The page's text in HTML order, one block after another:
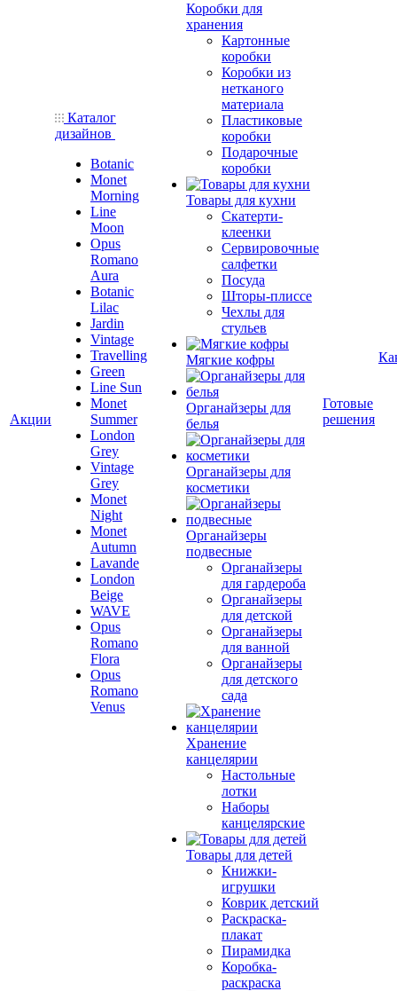
Акции
Каталог
дизайнов
Botanic
Monet
Morning
Line
Moon
Opus
Romano
Aura
Botanic
Lilac
Jardin
Vintage
Travelling
Green
Line Sun
Monet
Summer
London
Grey
Vintage
Grey
Monet
Night
Monet
Autumn
Lavande
London
Beige
WAVE
Opus
Romano
Flora
Opus
Romano
Venus
Коробки для
хранения
Картонные
коробки
Коробки из
нетканого
материала
Пластиковые
коробки
Подарочные
коробки
Товары для кухни
Скатерти-
клеенки
Сервировочные
салфетки
Посуда
Шторы-плиссе
Чехлы для
стульев
Мягкие кофры
Органайзеры для
белья
Органайзеры для
косметики
Органайзеры
подвесные
Органайзеры
для гардероба
Органайзеры
для детской
Органайзеры
для ванной
Органайзеры
для детского
сада
Хранение
канцелярии
Настольные
лотки
Наборы
канцелярские
Товары для детей
Книжки-
игрушки
Коврик детский
Раскраска-
плакат
Пирамидка
Коробка-
раскраска
Готовые
решения